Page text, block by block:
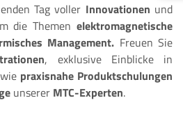
Tag voller Innovationen und
die Themen elektromagnetische
Management. Freuen Sie
, exklusive Einblicke in
praxisnahe Produktschulungen
unserer MTC-Experten.